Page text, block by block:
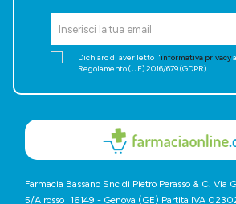
Dichiaro di aver letto l'informativa privacy
Regolamento (UE) 2016/679 (GDPR).
Farmacia Bassano Snc di Pietro Perasso & C. Via
5/A rosso 16149 - Genova (GE) Partita IVA